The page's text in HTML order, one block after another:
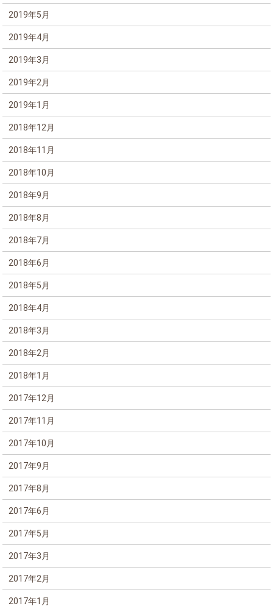
2019年5月
2019年4月
2019年3月
2019年2月
2019年1月
2018年12月
2018年11月
2018年10月
2018年9月
2018年8月
2018年7月
2018年6月
2018年5月
2018年4月
2018年3月
2018年2月
2018年1月
2017年12月
2017年11月
2017年10月
2017年9月
2017年8月
2017年6月
2017年5月
2017年3月
2017年2月
2017年1月